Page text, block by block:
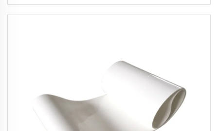
стійкий до ударів